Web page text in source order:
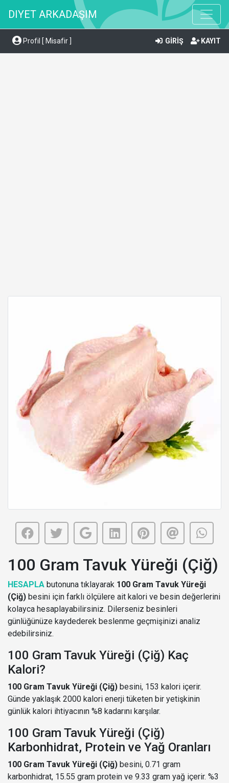
DIYET ARKADAŞIM
Profil [ Misafir ] GİRİŞ KAYIT
100 Gram Tavuk Yüreği (Çiğ)
HESAPLA butonuna tıklayarak 100 Gram Tavuk Yüreği
(Çiğ) besini için farklı ölçülere ait kalori ve besin değerlerini
kolayca hesaplayabilirsiniz. Dilerseniz besinleri
günlüğünüze kaydederek beslenme geçmişinizi analiz
edebilirsiniz.
100 Gram Tavuk Yüreği (Çiğ) Kaç
Kalori?
100 Gram Tavuk Yüreği (Çiğ) besini, 153 kalori içerir.
Günde yaklaşık 2000 kalori enerji tüketen bir yetişkinin
günlük kalori ihtiyacının %8 kadarını karşılar.
100 Gram Tavuk Yüreği (Çiğ)
Karbonhidrat, Protein ve Yağ Oranları
100 Gram Tavuk Yüreği (Çiğ) besini, 0.71 gram
karbonhidrat, 15.55 gram protein ve 9.33 gram yağ içerir. %3